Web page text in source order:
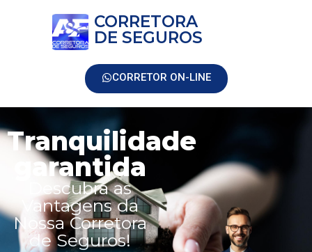
CORRETORA
DE SEGUROS
CORRETOR ON-LINE
Tranquilidade
garantida
Descubra as
Vantagens da
Nossa Corretora
de Seguros!